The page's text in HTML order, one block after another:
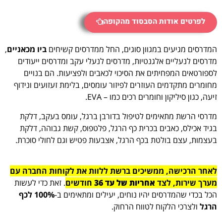
לפרטים אודות הסבסוד מהקופה
המדרסים מגיעים במגוון סוגים, החל ממדרסים קשיחים ביו מכאניים,
מדרסים לנעליים אלגנטיות, מדרסים לנעלי עקב ומדרסים ייעודים
לספורטאים המפחיתים את הסיכוי לכאבים ולפציעות. הם בנויים
מחומרים מתקדמים העוזרים לפיזור עומסים, בלימת זעזועים ונידוף
זיעה, כגון סיליקון וחומרים רכים כמו – EVA.
מדרסי הרשת מתאימים לטיפול בדורבן ברגל, עומס בעקב, דלקת
בגיד אכילס, כאבים בכרית כף הרגל, פלטפוס, קשת גבוהה, דלקת
בעצמות, עצם בולטת בכף הרגל, אצבעות פטיש וגם לחולי סוכרת.
לאחר הרכישה, ממשיכים ברשת ללוות את לקוחות החברה עם
מערך שירות, לצד אחריות של עד 36 חודשים. זאת כדי לעשות
הכל בכדי שהמדרסים יהיו נוחים, יעילים ומתאימים ב-
100% לכף
הרגל ולצרכי הלקוח לטווח הרחוק.